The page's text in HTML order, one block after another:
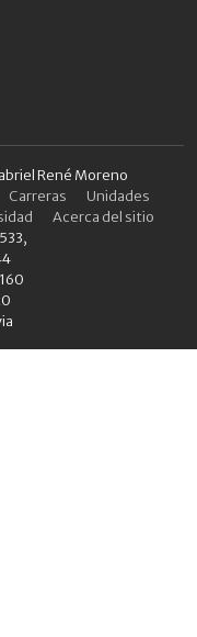
René Moreno
Carreras
Unidades
Acerca del sitio